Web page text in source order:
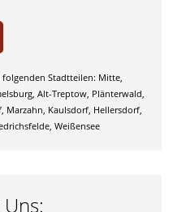
Stadtteilen: Mitte,
Alt-Treptow, Plänterwald,
Marzahn, Kaulsdorf, Hellersdorf,
Weißensee